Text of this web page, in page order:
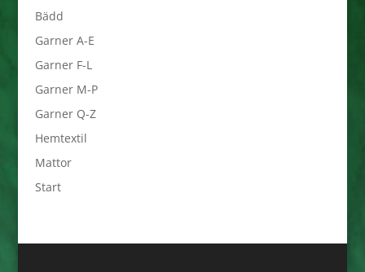
Bädd
Garner A-E
Garner F-L
Garner M-P
Garner Q-Z
Hemtextil
Mattor
Start